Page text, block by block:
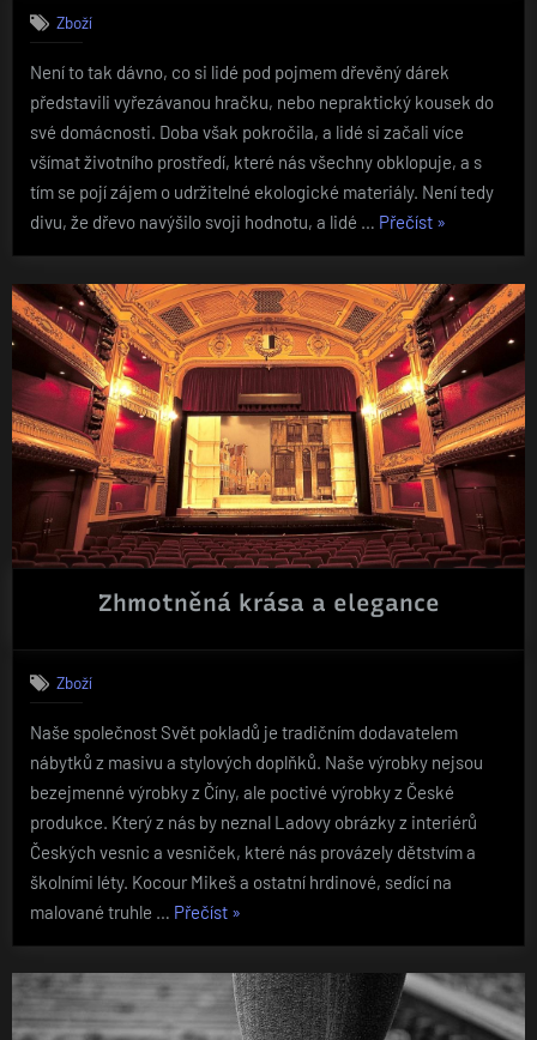
Zboží
Není to tak dávno, co si lidé pod pojmem dřevěný dárek
představili vyřezávanou hračku, nebo nepraktický kousek do
své domácnosti. Doba však pokročila, a lidé si začali více
všímat životního prostředí, které nás všechny obklopuje, a s
tím se pojí zájem o udržitelné ekologické materiály. Není tedy
divu, že dřevo navýšilo svoji hodnotu, a lidé … Přečíst„Dřevěné
pro
muže
i
ženy“
»
Zhmotněná krása a elegance
Zboží
Naše společnost Svět pokladů je tradičním dodavatelem
nábytků z masivu a stylových doplňků. Naše výrobky nejsou
bezejmenné výrobky z Číny, ale poctivé výrobky z České
produkce. Který z nás by neznal Ladovy obrázky z interiérů
Českých vesnic a vesniček, které nás provázely dětstvím a
školními léty. Kocour Mikeš a ostatní hrdinové, sedící na
malované truhle … Přečíst„Zhmotněná
a
elegance“
»